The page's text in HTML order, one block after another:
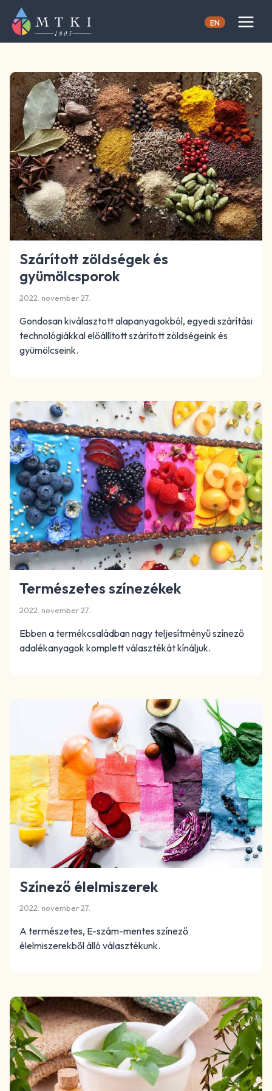
content
EN
Szárított zöldségek és
gyümölcsporok
2022. november 27.
Gondosan kiválasztott alapanyagokból, egyedi szárítási
technológiákkal előállított szárított zöldségeink és
gyümölcseink.
Természetes színezékek
2022. november 27.
Ebben a termékcsaládban nagy teljesítményű színező
adalékanyagok komplett választékát kínáljuk.
Színező élelmiszerek
2022. november 27.
A természetes, E-szám-mentes színező
élelmiszerekből álló választékunk.